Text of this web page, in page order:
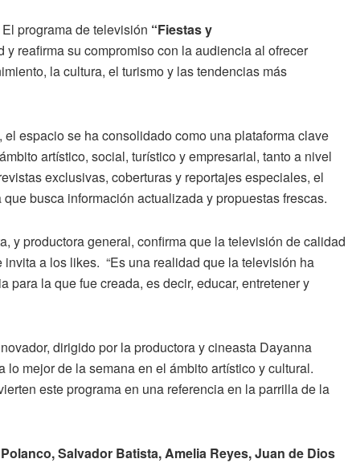
El programa de televisión “Fiestas y
y reafirma su compromiso con la audiencia al ofrecer
la cultura, el turismo y las tendencias más
espacio se ha consolidado como una plataforma clave
artístico, social, turístico y empresarial, tanto a nivel
exclusivas, coberturas y reportajes especiales, el
busca información actualizada y propuestas frescas.
y productora general, confirma que la televisión de calidad
a los likes. “Es una realidad que la televisión ha
para la que fue creada, es decir, educar, entretener y
dirigido por la productora y cineasta Dayanna
lo mejor de la semana en el ámbito artístico y cultural.
este programa en una referencia en la parrilla de la
Salvador Batista, Amelia Reyes, Juan de Dios